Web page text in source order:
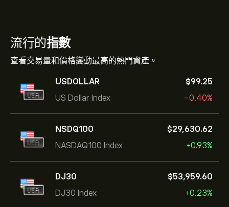
流行的指數
查看交易量和價格變動最高的熱門資產。
USDOLLAR
US Dollar Index
‎$‎99.25
-0.40%
NSDQ100
NASDAQ100 Index
‎$‎29,630.62
+0.93%
DJ30
DJ30 Index
‎$‎53,959.60
+0.23%